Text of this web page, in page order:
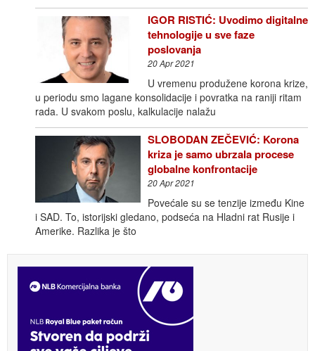
IGOR RISTIĆ: Uvodimo digitalne
tehnologije u sve faze
poslovanja
20 Apr 2021
U vremenu produžene korona krize,
u periodu smo lagane konsolidacije i povratka na raniji ritam
rada. U svakom poslu, kalkulacije nalažu
SLOBODAN ZEČEVIĆ: Korona
kriza je samo ubrzala procese
globalne konfrontacije
20 Apr 2021
Povećale su se tenzije između Kine
i SAD. To, istorijski gledano, podseća na Hladni rat Rusije i
Amerike. Razlika je što